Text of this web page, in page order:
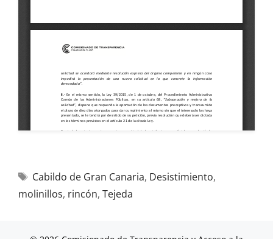
Cabildo de Gran Canaria, Desistimiento,
molinillos, rincón, Tejeda